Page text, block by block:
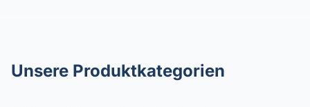
Unsere Produktkategorien